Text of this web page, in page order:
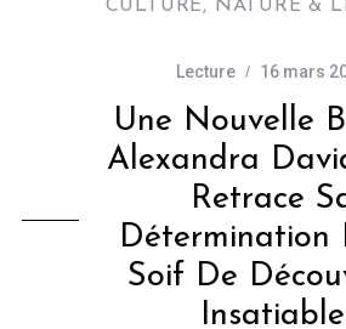
CULTURE, NATURE &
Lecture 16 mars
Une Nouvelle
Alexandra
Retrace
Détermination
Soif De
Insatiable